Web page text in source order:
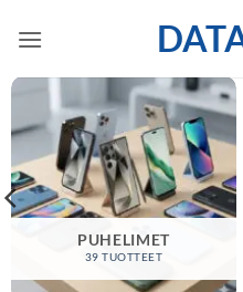
PUHELIMET
39 TUOTTEET